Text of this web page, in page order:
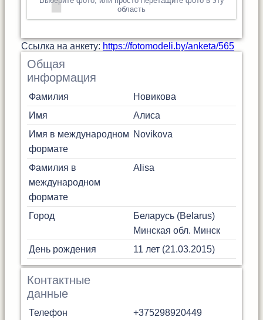
область
Cсылка на анкету: https://fotomodeli.by/anketa/565
Общая
информация
Фамилия
Новикова
Имя
Алиса
Имя в международном
формате
Novikova
Фамилия в
международном
формате
Alisa
Город
Беларусь (Belarus)
Минская обл. Минск
День рождения
11 лет (21.03.2015)
Контактные
данные
Телефон +375298920449